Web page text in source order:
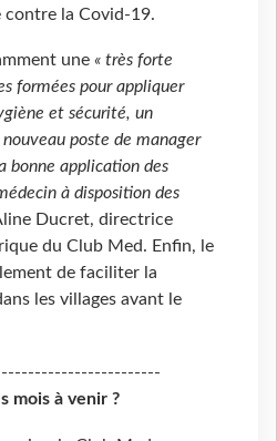
la Covid-19.
une « très forte
formées pour appliquer
et sécurité, un
poste de manager
bonne application des
à disposition des
Ducret, directrice
du Club Med. Enfin, le
de faciliter la
les villages avant le
mois à venir ?